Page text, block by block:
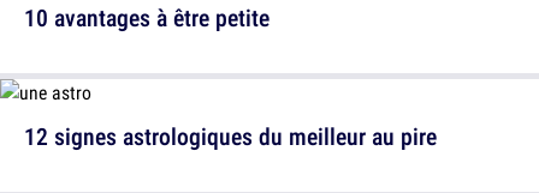
10 avantages à être petite
12 signes astrologiques du meilleur au pire